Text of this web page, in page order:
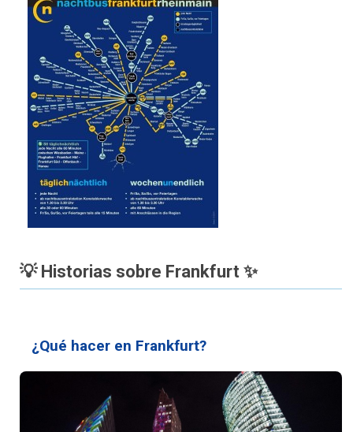
💡 Historias sobre Frankfurt ✨
¿Qué hacer en Frankfurt?